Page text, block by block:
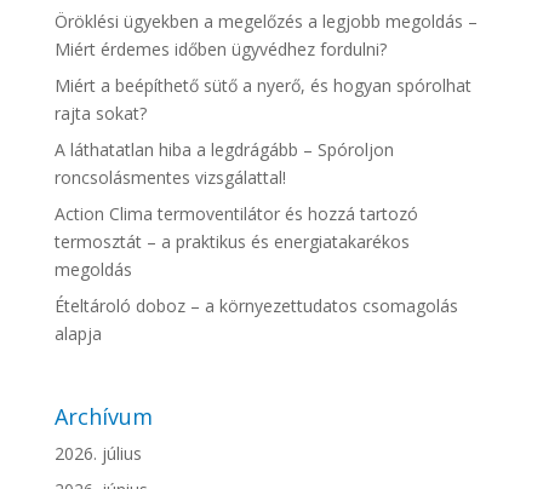
Öröklési ügyekben a megelőzés a legjobb megoldás –
Miért érdemes időben ügyvédhez fordulni?
Miért a beépíthető sütő a nyerő, és hogyan spórolhat
rajta sokat?
A láthatatlan hiba a legdrágább – Spóroljon
roncsolásmentes vizsgálattal!
Action Clima termoventilátor és hozzá tartozó
termosztát – a praktikus és energiatakarékos
megoldás
Ételtároló doboz – a környezettudatos csomagolás
alapja
Archívum
2026. július